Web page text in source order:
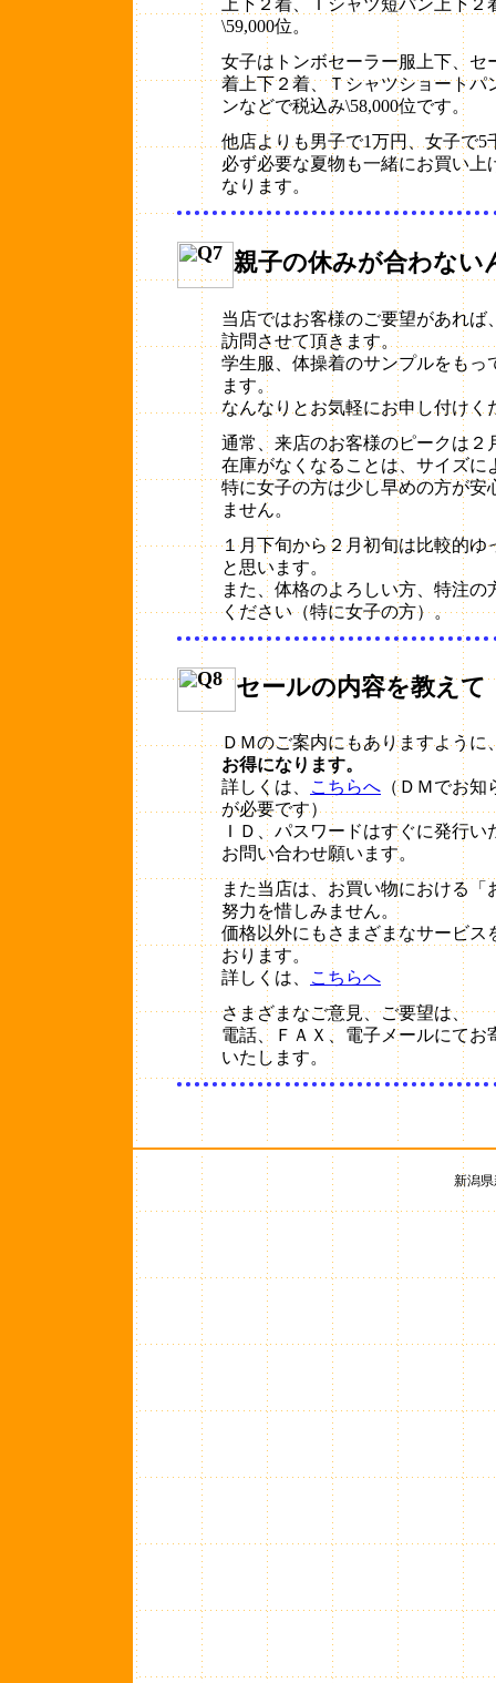
上下２着、Ｔシャツ短パン上下
\59,000位。
女子はトンボセーラー服上下、セ
着上下２着、Ｔシャツショートパ
ンなどで税込み\58,000位です。
他店よりも男子で1万円、女子で5
必ず必要な夏物も一緒にお買い上
なります。
親子の休みが合わな
当店ではお客様のご要望があれば
訪問させて頂きます。
学生服、体操着のサンプルをもっ
ます。
なんなりとお気軽にお申し付けく
通常、来店のお客様のピークは２
在庫がなくなることは、サイズに
特に女子の方は少し早めの方が安
ません。
１月下旬から２月初旬は比較的ゆ
と思います。
また、体格のよろしい方、特注
ください（特に女子の方）。
セールの内容を教えて
ＤＭのご案内にもありますように
お得になります。
詳しくは、
こちらへ （ＤＭでお
が必要です）
ＩＤ、パスワードはすぐに発行い
お問い合わせ願います。
また当店は、お買い物における
努力を惜しみません。
価格以外にもさまざまなサービス
おります。
詳しくは、
こちらへ
さまざまなご意見、ご要望は、
電話、ＦＡＸ、電子メールにてお
いたします。
新潟